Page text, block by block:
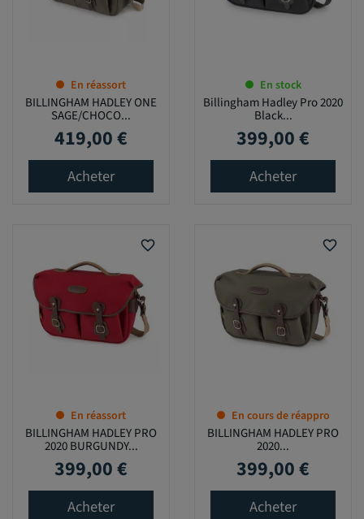
En réassort
BILLINGHAM HADLEY ONE
SAGE/CHOCO...
Prix
419,00 €
Acheter
En stock
Billingham Hadley Pro 2020
Black...
Prix
399,00 €
Acheter
favorite_border
En réassort
BILLINGHAM HADLEY PRO
2020 BURGUNDY...
Prix
399,00 €
Acheter
favorite_border
En cours de réappro
BILLINGHAM HADLEY PRO
2020...
Prix
399,00 €
Acheter